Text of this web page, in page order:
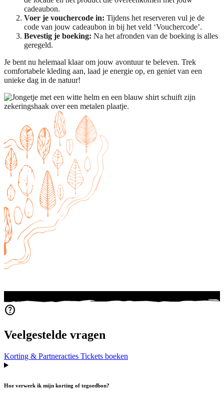
cadeaubon.
Voer je vouchercode in: Tijdens het reserveren vul je de
code van jouw cadeaubon in bij het veld ‘Vouchercode’.
Bevestig je boeking: Na het afronden van de boeking is alles
geregeld.
Je bent nu helemaal klaar om jouw avontuur te beleven. Trek
comfortabele kleding aan, laad je energie op, en geniet van een
unieke dag in de natuur!
help
Veelgestelde vragen
Korting & Partneracties Tickets boeken
Hoe verwerk ik mijn korting of tegoedbon?